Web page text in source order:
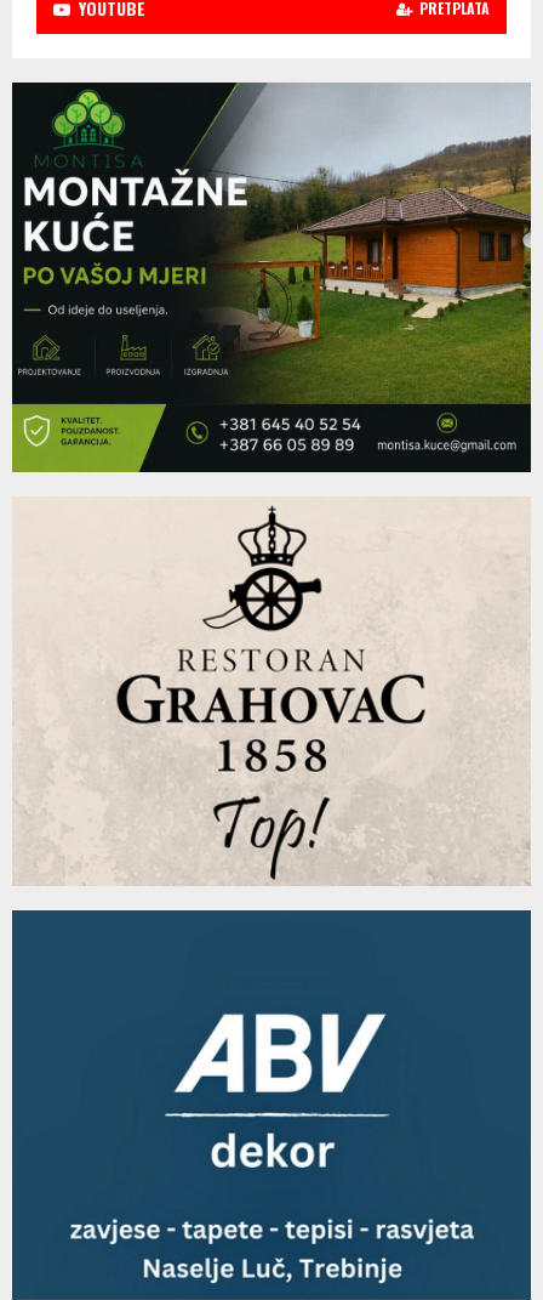
YOUTUBE PRETPLATA